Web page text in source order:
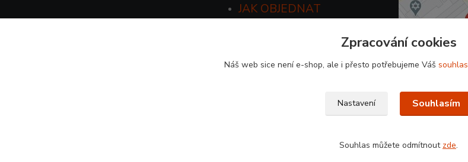
JAK OBJEDNAT
Zpracování cookies
Náš web sice není e-shop, ale i přesto potřebujeme Váš souhlas
Nastavení Souhlasím
Souhlas můžete odmítnout zde.